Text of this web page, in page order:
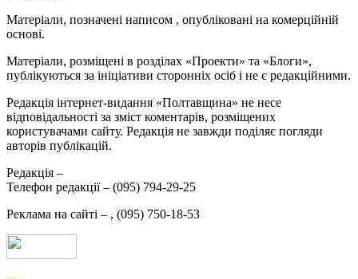
Матеріали, позначені написом , опубліковані на комерційній
основі.
Матеріали, розміщені в розділах «Проекти» та «Блоги»,
публікуються за ініціативи сторонніх осіб і не є редакційними.
Редакція інтернет-видання «Полтавщина» не несе
відповідальності за зміст коментарів, розміщених
користувачами сайту. Редакція не завжди поділяє погляди
авторів публікацій.
Редакція –
Телефон редакції – (095) 794-29-25
Реклама на сайті – , (095) 750-18-53